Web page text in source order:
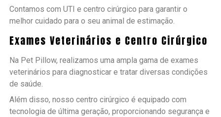
Contamos com UTI e centro cirúrgico para garantir o
melhor cuidado para o seu animal de estimação.
Exames Veterinários e Centro Cirúrgico
Na Pet Pillow, realizamos uma ampla gama de exames
veterinários para diagnosticar e tratar diversas condições
de saúde.
Além disso, nosso centro cirúrgico é equipado com
tecnologia de última geração, proporcionando segurança e